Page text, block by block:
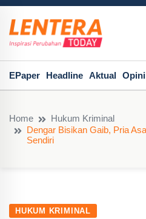
EPaper Headline Aktual Opini
Home
Hukum Kriminal
Dengar Bisikan Gaib, Pria
Sendiri
HUKUM KRIMINAL